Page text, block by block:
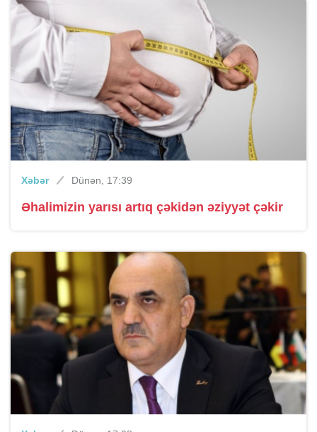
Xəbər Dünən, 17:39
Əhalimizin yarısı artıq çəkidən əziyyət çəkir